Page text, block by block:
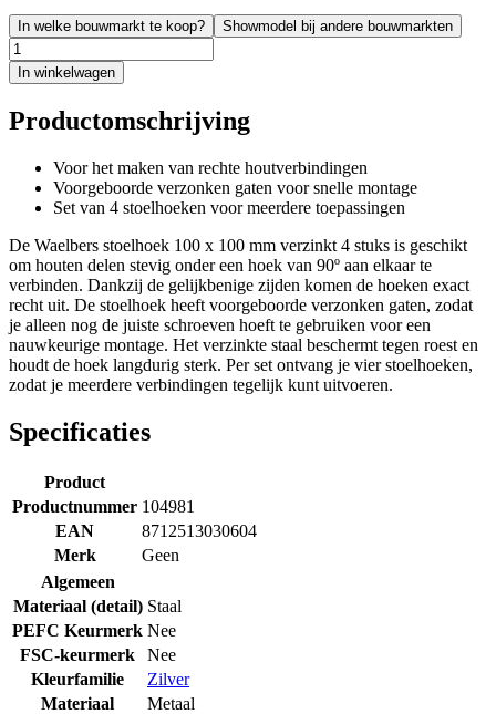
In welke bouwmarkt te koop? Showmodel bij andere bouwmarkten
In winkelwagen
Productomschrijving
Voor het maken van rechte houtverbindingen
Voorgeboorde verzonken gaten voor snelle montage
Set van 4 stoelhoeken voor meerdere toepassingen
De Waelbers stoelhoek 100 x 100 mm verzinkt 4 stuks is geschikt
om houten delen stevig onder een hoek van 90º aan elkaar te
verbinden. Dankzij de gelijkbenige zijden komen de hoeken exact
recht uit. De stoelhoek heeft voorgeboorde verzonken gaten, zodat
je alleen nog de juiste schroeven hoeft te gebruiken voor een
nauwkeurige montage. Het verzinkte staal beschermt tegen roest en
houdt de hoek langdurig sterk. Per set ontvang je vier stoelhoeken,
zodat je meerdere verbindingen tegelijk kunt uitvoeren.
Specificaties
Product
Productnummer 104981
EAN
8712513030604
Merk
Geen
Algemeen
Materiaal (detail) Staal
PEFC Keurmerk Nee
FSC-keurmerk
Nee
Kleurfamilie
Zilver
Materiaal
Metaal